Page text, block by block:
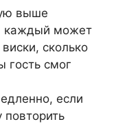
выше
каждый может
сколько
гость смог
если
повторить